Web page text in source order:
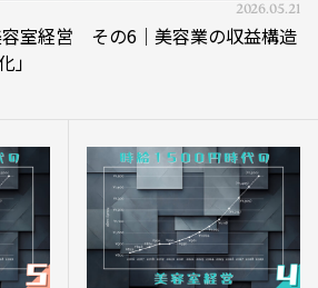
2026.05.21
室経営 その6｜美容業の収益構造
」